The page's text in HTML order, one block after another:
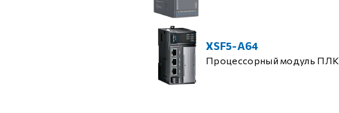
XSF5-A64
Процессорный модуль ПЛК